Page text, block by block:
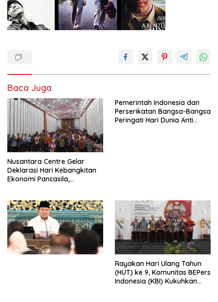
Baca Juga
Nusantara Centre Gelar
Deklarasi Hari Kebangkitan
Ekonomi Pancasila,
Penjajahan (Pergolakan
Ekonomi Politik Indonesia) &
Simposium Nasional “Urgensi
Undang-Undang
Perekonomian Nasional dan
Kesejahteraan Sosial dalam
Pemerintah Indonesia dan
Perserikatan Bangsa-Bangsa
Peringati Hari Dunia Anti
Rayakan Hari Ulang Tahun
(HUT) ke 9, Komunitas BEPers
Indonesia (KBI) Kukuhkan